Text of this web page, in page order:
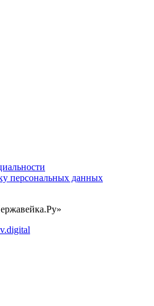
персональных данных
digital